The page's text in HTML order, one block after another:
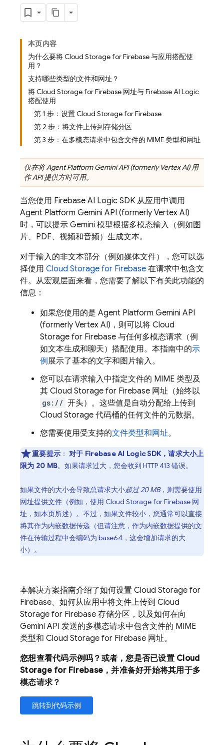
本页内容
为什么要将 Cloud Storage for Firebase 与应用搭配使
用？
支持哪些类型的文件和网址？
将 Cloud Storage for Firebase 网址与 Firebase AI Logic
搭配使用
第 1 步：设置 Cloud Storage for Firebase
第 2 步：将文件上传到存储分区
第 3 步：在多模态请求中包含文件的 MIME 类型和网址
仅在将Agent PlatformGemini API (formerly Vertex AI)用
作 API 提供方时可用。
当您使用 Firebase AI Logic SDK 从应用中调用
Agent Platform Gemini API (formerly Vertex AI)
时，可以提示 Gemini 模型根据多模态输入（例如图
片、PDF、视频和音频）生成文本。
对于输入的非文本部分（例如媒体文件），您可以选
择使用 Cloud Storage for Firebase 在请求中包含文
件。从宏观层面来看，您需要了解以下有关此功能的
信息：
如果您使用的是 Agent Platform Gemini API
(formerly Vertex AI) ，则可以将 Cloud
Storage for Firebase 与任何多模态请求（例
如文本生成和聊天）搭配使用。本指南中的示
例展示了基本的文字和图片输入。
您可以在请求输入中指定文件的 MIME 类型及
其 Cloud Storage for Firebase 网址（始终以
gs:// 开头）。这些值是自动分配给上传到
Cloud Storage 代码桶的任何文件的元数据。
您需要使用受支持的文件类型和网址。
重要提示 ： 对于 Firebase AI LogicSDK，请求大小上
限为 20 MB。如果请求过大，您会收到 HTTP 413 错误。
如果文件的大小会导致总请求大小超过 20 MB，则需要使用
网址提供文件 （例如，使用 Cloud Storage for Firebase 网
址，如本页所述）。不过，如果文件较小，您通常可以直接
将其作为内嵌数据传递（但请注意，作为内嵌数据提供的文
件在传输过程中会编码为 base64，这会增加请求的大
小）。
本解决方案指南介绍了如何设置 Cloud Storage for
Firebase、如何从应用中将文件上传到 Cloud
Storage for Firebase 存储分区，以及如何在向
Gemini API 发送的多模态请求中包含文件的 MIME
类型和 Cloud Storage for Firebase 网址。
您想查看代码示例吗？或者，您是否已设置 Cloud
Storage for Firebase ，并准备好开始将其用于多
模态请求？
跳转到代码示例